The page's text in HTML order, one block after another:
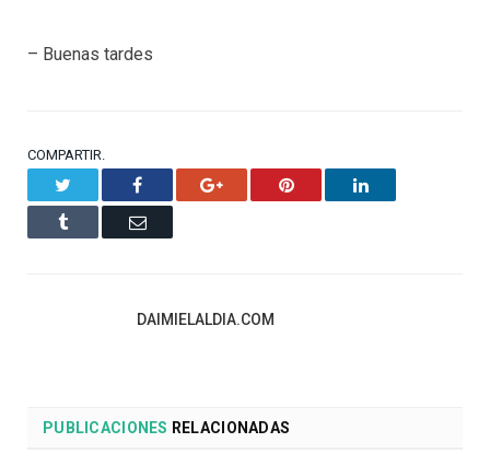
– Buenas tardes
COMPARTIR.
Facebook Google+ Pinterest LinkedIn
Tumblr Email
DAIMIELALDIA.COM
PUBLICACIONES RELACIONADAS